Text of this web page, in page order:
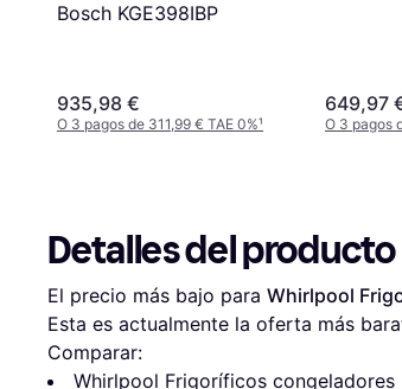
Bosch KGE398IBP
935,98 €
O 3 pagos de 311,99 € TAE 0%¹
649,97
O 3 pagos
Detalles del producto
El precio más bajo para Whirlpool
Esta es actualmente la oferta más
Comparar:
Whirlpool Frigoríficos congeladores